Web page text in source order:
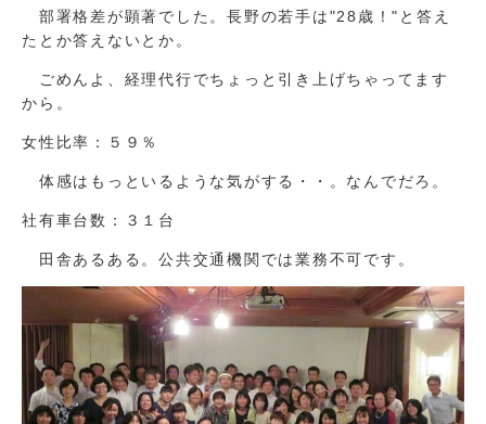
部署格差が顕著でした。長野の若手は"28歳！"と答え
たとか答えないとか。
ごめんよ、経理代行でちょっと引き上げちゃってます
から。
女性比率：５９％
体感はもっといるような気がする・・。なんでだろ。
社有車台数：３１台
田舎あるある。公共交通機関では業務不可です。